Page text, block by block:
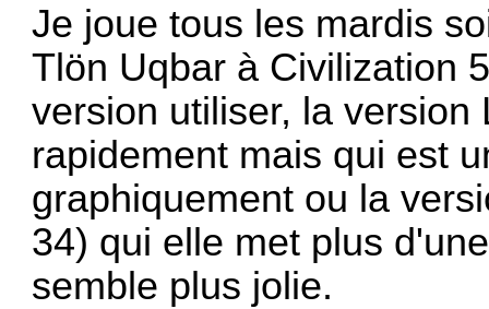
Je joue tous les mardis
Tlön Uqbar à Civilization
version utiliser, la
rapidement mais qui est
graphiquement ou la
34) qui elle met plus
semble plus jolie.